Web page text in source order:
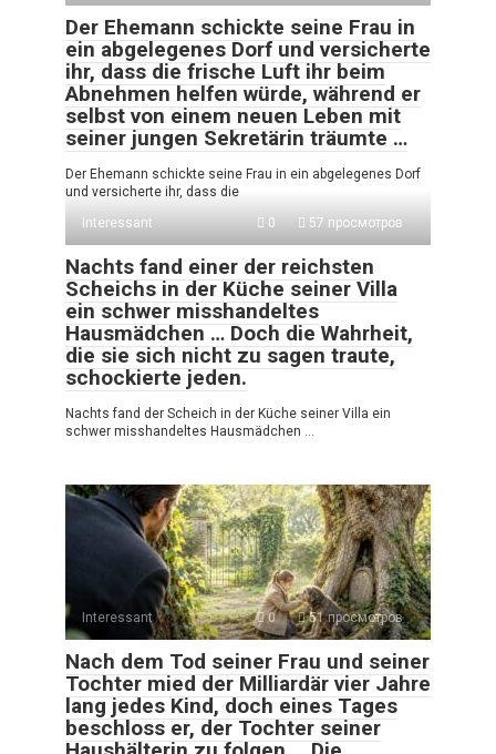
Der Ehemann schickte seine Frau in
ein abgelegenes Dorf und versicherte
ihr, dass die frische Luft ihr beim
Abnehmen helfen würde, während er
selbst von einem neuen Leben mit
seiner jungen Sekretärin träumte …
Der Ehemann schickte seine Frau in ein abgelegenes Dorf
und versicherte ihr, dass die
Interessant
0 57 просмотров
Nachts fand einer der reichsten
Scheichs in der Küche seiner Villa
ein schwer misshandeltes
Hausmädchen … Doch die Wahrheit,
die sie sich nicht zu sagen traute,
schockierte jeden.
Nachts fand der Scheich in der Küche seiner Villa ein
schwer misshandeltes Hausmädchen …
Interessant 0 51 просмотров
Nach dem Tod seiner Frau und seiner
Tochter mied der Milliardär vier Jahre
lang jedes Kind, doch eines Tages
beschloss er, der Tochter seiner